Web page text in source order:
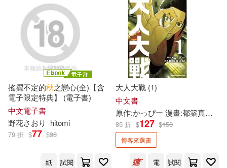
秋月理翠(34) 暁佳奈(32)
田畑由秋(32) 姬叉(31)
本書編寫組(30)
朵琳．芙秋(29) 秋久テオ(29)
秋妍(27)
人民郵電出版社(119)
科學出版社(118)
編集者發行社(109)
外語教學與研究出版社(102)
社會科學文獻出版社(94)
電子工業出版社(88)
可海外宅配(12110)
可港澳店取(11880)
可新加坡店取(11717)
可菲律賓店取(11892)
搖擺不定的秋之戀心(全)【含
電子限定特典】 (電子書)
中文電子書
野花さおり hitomi
79 折 $77 $98
紙 試閱
大人大戰 (1)
中文書
原作:かっぴー 漫畫:都築真佐
85 折 $127 $150
博客來選書
電 試閱